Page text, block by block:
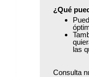
¿Qué
las
Consulta
Curso
50
Online (toda